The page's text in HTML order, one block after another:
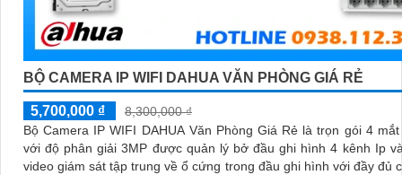
BỘ CAMERA IP WIFI DAHUA VĂN PHÒNG GIÁ RẺ
5,700,000 ₫
8,300,000 ₫
Bộ Camera IP WIFI DAHUA Văn Phòng Giá Rẻ là trọn gói 4
với độ phân giải 3MP được quản lý bở đầu ghi hình 4 kênh Ip
video giám sát tập trung về ổ cứng trong đầu ghi hình với đầy đủ